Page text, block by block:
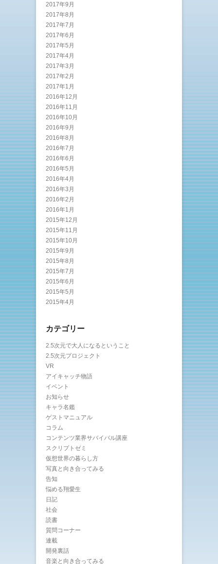
2017年9月
2017年8月
2017年7月
2017年6月
2017年5月
2017年4月
2017年3月
2017年2月
2017年1月
2016年12月
2016年11月
2016年10月
2016年9月
2016年8月
2016年7月
2016年6月
2016年5月
2016年4月
2016年3月
2016年2月
2016年1月
2015年12月
2015年11月
2015年10月
2015年9月
2015年8月
2015年7月
2015年6月
2015年5月
2015年4月
カテゴリー
2.5次元で大人になるということ
2.5次元プロジェクト
VR
アイキャッチ物語
イベント
お知らせ
キャラ名鑑
ゲストマニュアル
コラム
コンテンツ業界サバイバル講座
スクリプトゼミ
仮想世界の暮らし方
写真と向き合ってみる
告知
悩める翔愛生
日記
社会
読書
質問コーナー
連載
開発裏話
音楽と向き合ってみる